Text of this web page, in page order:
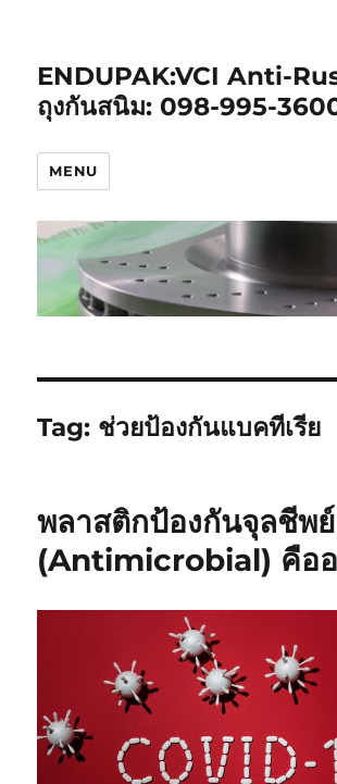
ENDUPAK:VCI Anti-
ถุงกันสนิม: 098-995-
MENU
Tag: ช่วยป้องกันแบคทีเรีย
พลาสติกป้องกันจุลชีพย์
(Antimicrobial) คืออ